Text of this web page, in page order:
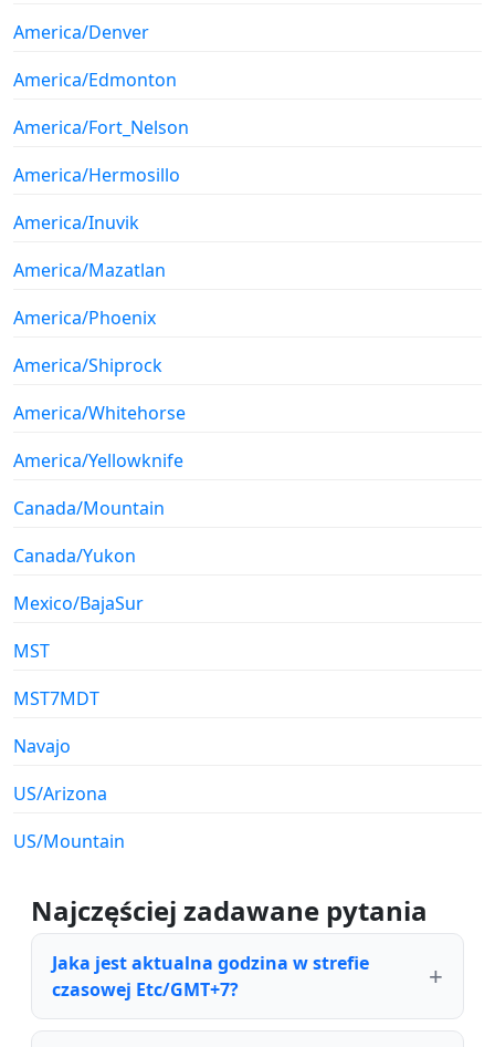
America/Denver
America/Edmonton
America/Fort_Nelson
America/Hermosillo
America/Inuvik
America/Mazatlan
America/Phoenix
America/Shiprock
America/Whitehorse
America/Yellowknife
Canada/Mountain
Canada/Yukon
Mexico/BajaSur
MST
MST7MDT
Navajo
US/Arizona
US/Mountain
Najczęściej zadawane pytania
Jaka jest aktualna godzina w strefie
czasowej Etc/GMT+7?